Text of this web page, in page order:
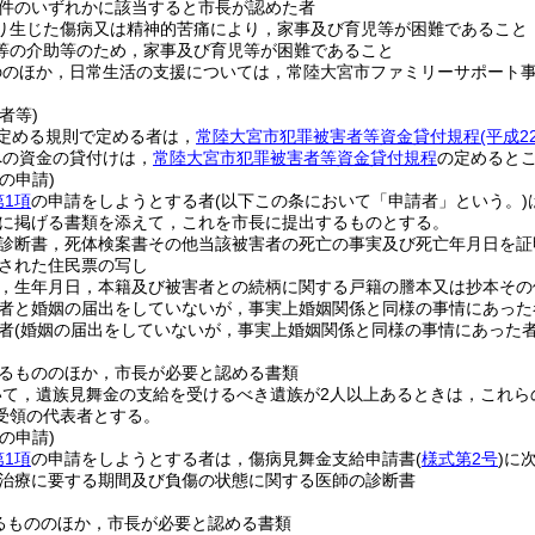
のいずれかに該当すると市長が認めた者
生じた傷病又は精神的苦痛により，家事及び育児等が困難であること
の介助等のため，家事及び育児等が困難であること
ほか，日常生活の支援については，常陸大宮市ファミリーサポート
等)
める規則で定める者は， 常陸大宮市犯罪被害者等資金貸付規程(平成
資金の貸付けは， 常陸大宮市犯罪被害者等資金貸付規程の定めると
申請)
1項の申請をしようとする者(以下この条において「申請者」という。)
掲げる書類を添えて，これを市長に提出するものとする。
断書，死体検案書その他当該被害者の死亡の事実及び死亡年月日を
れた住民票の写し
生年月日，本籍及び被害者との続柄に関する戸籍の謄本又は抄本そ
と婚姻の届出をしていないが，事実上婚姻関係と同様の事情にあっ
(婚姻の届出をしていないが，事実上婚姻関係と同様の事情にあった
もののほか，市長が必要と認める書類
，遺族見舞金の支給を受けるべき遺族が2人以上あるときは，これ
の代表者とする。
申請)
1項の申請をしようとする者は，傷病見舞金支給申請書(様式第2号)に
療に要する期間及び負傷の状態に関する医師の診断書
もののほか，市長が必要と認める書類